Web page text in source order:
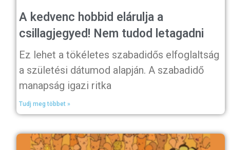
A kedvenc hobbid elárulja a
csillagjegyed! Nem tudod letagadni
Ez lehet a tökéletes szabadidős elfoglaltság
a születési dátumod alapján. A szabadidő
manapság igazi ritka
Tudj meg többet »